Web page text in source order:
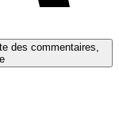
des commentaires,